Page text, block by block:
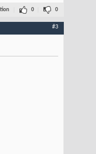
0 0
#3